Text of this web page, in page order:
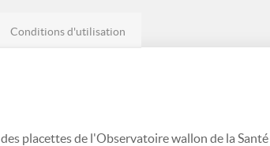
Conditions d'utilisation
placettes de l'Observatoire wallon de la Santé